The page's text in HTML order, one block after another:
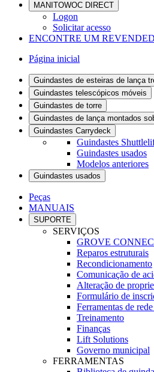
MANITOWOC DIRECT
Logon
Solicitar acesso
ENCONTRE UM
Página inicial
Guindastes de esteiras de lança
Guindastes telescópicos móveis
Guindastes de torre
Guindastes de lança montados
Guindastes Carrydeck
Guindastes
Guindastes usados
Modelos anteriores
Guindastes usados
Peças
MANUAIS
SUPORTE
SERVIÇOS
GROVE
Reparos estruturais
Recondicionamento
Comunicação de
Alteração de
Formulário de
Ferramentas de
Treinamento
Finanças
Lift Solutions
Governo municipal
FERRAMENTAS